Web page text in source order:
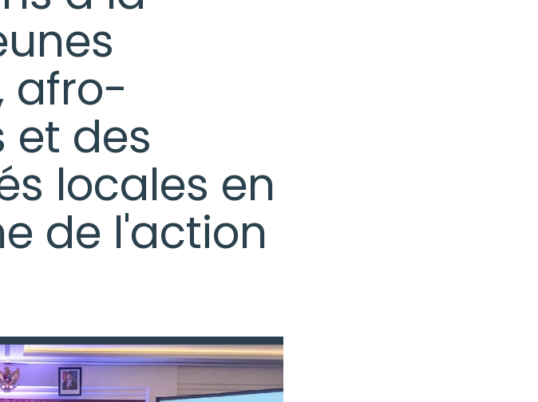
afro-
et des
locales en
de l'action